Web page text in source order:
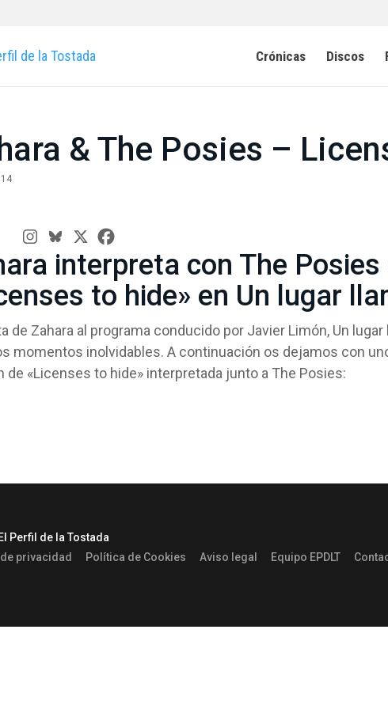
Crónicas Discos
& The Posies –
interpreta con The
to hide» en Un lugar
de Zahara al programa conducido por Javier Limón, Un
momentos inolvidables. A continuación os dejamos con
de «Licenses to hide» interpretada junto a The Posies:
Perfil de la Tostada
privacidad
Política de Cookies Aviso legal Equipo EPDLT